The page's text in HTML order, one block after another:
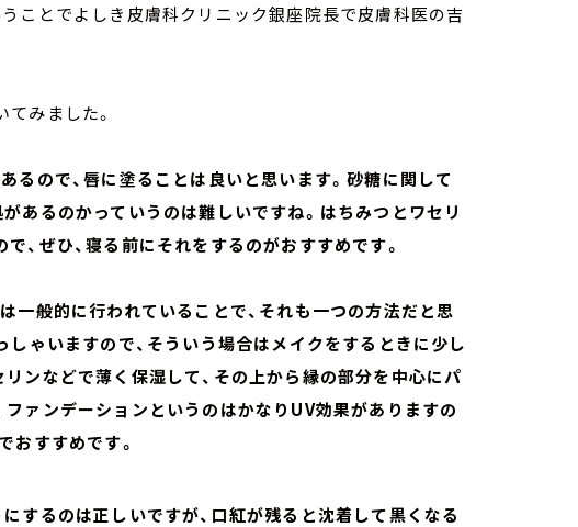
ことでよしき皮膚科クリニック銀座院長で皮膚科医の吉
てみました。
るので、唇に塗ることは良いと思います。砂糖に関して
あるのかっていうのは難しいですね。はちみつとワセリ
、ぜひ、寝る前にそれをするのがおすすめです。
一般的に行われていることで、それも一つの方法だと思
ゃいますので、そういう場合はメイクをするときに少し
ンなどで薄く保湿して、その上から縁の部分を中心にパ
ァンデーションというのはかなりUV効果がありますの
おすすめです。
するのは正しいですが、口紅が残ると沈着して黒くなる